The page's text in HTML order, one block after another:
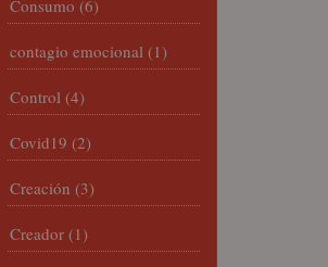
Consumo (6)
contagio emocional (1)
Control (4)
Covid19 (2)
Creación (3)
Creador (1)